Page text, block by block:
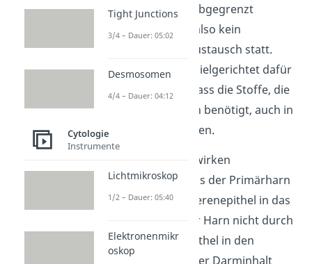
Rest des Körpers abgegrenzt
werden. Es findet also kein
unkontrollierter Austausch statt.
Stattdessen kann zielgerichtet dafür
gesorgt werden, dass die Stoffe, die
der Körper wirklich benötigt, auch in
ihn gelangen können.
Tight Junctions bewirken
beispielsweise, dass der Primärharn
nicht durch das Nierenepithel in das
Nierengewebe, der Harn nicht durch
das Harnblasenepithel in den
Bauchraum oder der Darminhalt
Tight Junctions
3/4 – Dauer: 05:02
Desmosomen
4/4 – Dauer: 04:12
Cytologie
Instrumente
Lichtmikroskop
1/2 – Dauer: 05:40
Elektronenmikr
oskop